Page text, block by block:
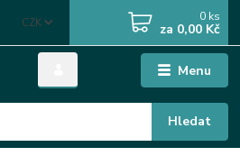
Menu
CZK
Hledat
0 ks
za 0,00 Kč